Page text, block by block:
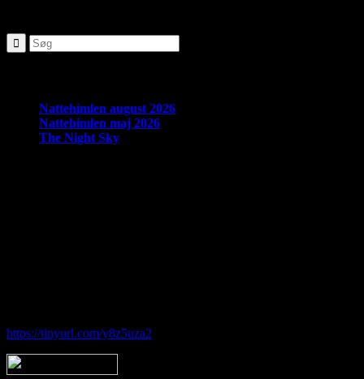
Nattehimlen august 2026
Nattehimlen maj 2026
The Night Sky
https://tinyurl.com/y8z5uza2